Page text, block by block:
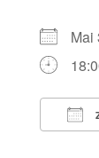
Mai